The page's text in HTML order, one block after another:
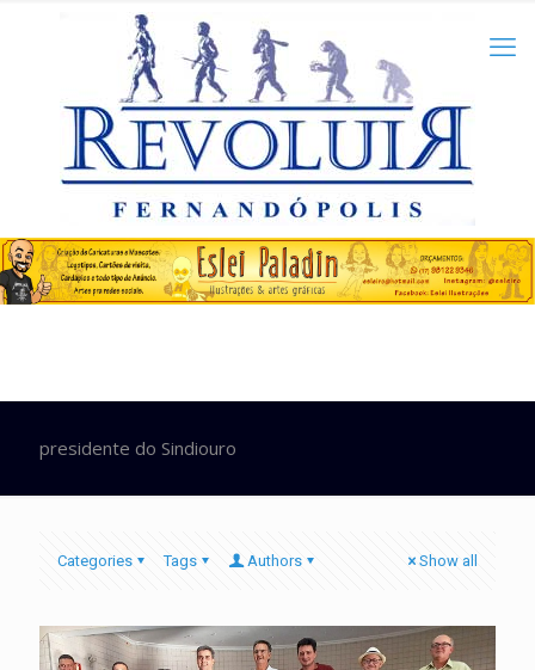
presidente do Sindiouro
Categories Tags Authors Show all